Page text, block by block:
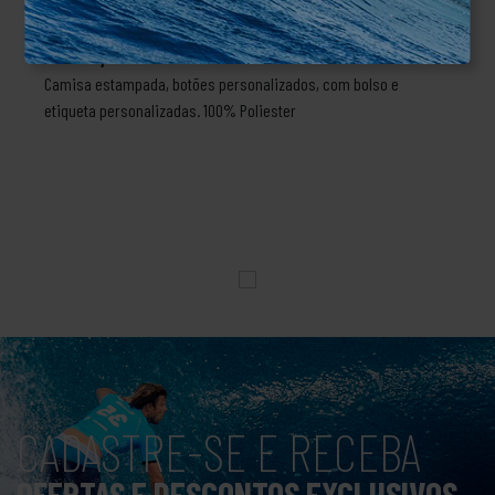
DESCRIÇÃO
Camisa estampada, botões personalizados, com bolso e
etiqueta personalizadas. 100% Poliester
CADASTRE-SE E RECEBA